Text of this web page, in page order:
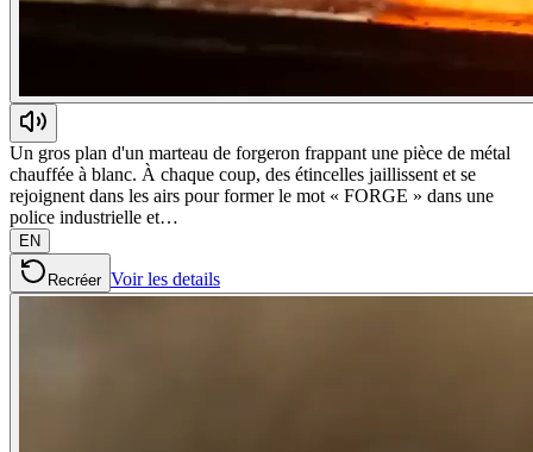
Un gros plan d'un marteau de forgeron frappant une pièce de métal
chauffée à blanc. À chaque coup, des étincelles jaillissent et se
rejoignent dans les airs pour former le mot « FORGE » dans une
police industrielle et…
EN
Recréer Voir les details